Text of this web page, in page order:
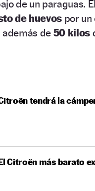
de un paraguas.
de huevos por
de 50 kilos
tendrá la
Citroën más barato